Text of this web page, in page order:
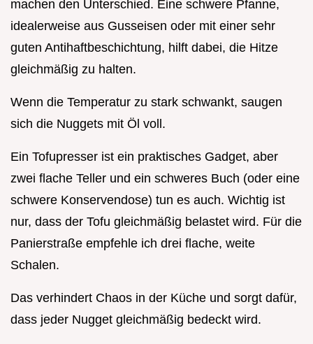
machen den Unterschied. Eine schwere Pfanne,
idealerweise aus Gusseisen oder mit einer sehr
guten Antihaftbeschichtung, hilft dabei, die Hitze
gleichmäßig zu halten.
Wenn die Temperatur zu stark schwankt, saugen
sich die Nuggets mit Öl voll.
Ein Tofupresser ist ein praktisches Gadget, aber
zwei flache Teller und ein schweres Buch (oder eine
schwere Konservendose) tun es auch. Wichtig ist
nur, dass der Tofu gleichmäßig belastet wird. Für die
Panierstraße empfehle ich drei flache, weite
Schalen.
Das verhindert Chaos in der Küche und sorgt dafür,
dass jeder Nugget gleichmäßig bedeckt wird.